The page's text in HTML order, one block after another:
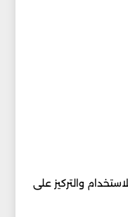
والتركيز على